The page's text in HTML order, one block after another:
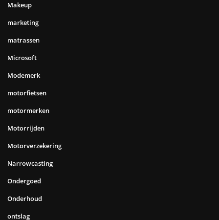
Makeup
marketing
matrassen
Microsoft
Modemerk
motorfietsen
motormerken
Motorrijden
Motorverzekering
Narrowcasting
Ondergoed
Onderhoud
ontslag